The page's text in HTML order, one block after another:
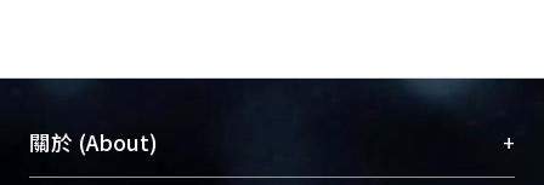
關於 (About) +